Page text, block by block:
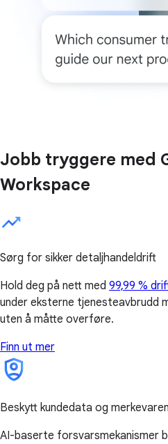
Jobb tryggere med
Workspace
Sørg for sikker detaljhandeldrift
Hold deg på nett med 99,99 %
under eksterne tjenesteavbrudd
uten å måtte overføre.
Finn ut mer
Beskytt kundedata og
AI-baserte forsvarsmekanismer